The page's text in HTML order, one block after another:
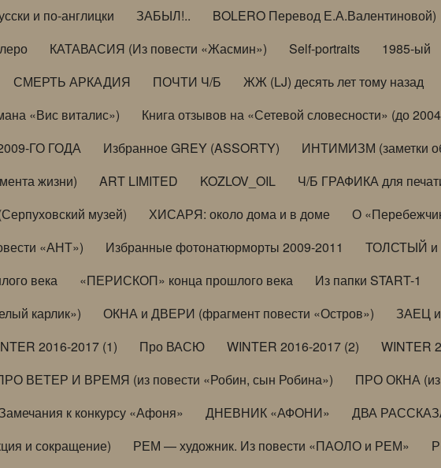
и по-англицки ЗАБЫЛ!.. BOLERO Перевод Е.А.Валентиновой)
КАТАВАСИЯ (Из повести «Жасмин») Self-portraits 1985-ый
СМЕРТЬ АРКАДИЯ ПОЧТИ Ч/Б ЖЖ (LJ) десять лет тому назад
«Вис виталис»)
Книга отзывов на «Сетевой словесности» (до
ГО ГОДА
Избранное GREY (ASSORTY) ИНТИМИЗМ (заметки
жизни)
ART LIMITED KOZLOV_OIL Ч/Б ГРАФИКА для
музей)
ХИСАРЯ: около дома и в доме О
«АНТ»)
Избранные фотонатюрморты 2009-2011
ТОЛСТЫЙ и
века
«ПЕРИСКОП» конца прошлого века Из папки START-1
карлик»)
ОКНА и ДВЕРИ (фрагмент повести «Остров»)
ЗАЕЦ и
2016-2017 (1) Про ВАСЮ WINTER 2016-2017 (2) WINTER
ВЕТЕР И ВРЕМЯ (из повести «Робин, сын Робина»)
ПРО ОКНА (из
Замечания к конкурсу «Афоня» ДНЕВНИК «АФОНИ» ДВА
и сокращение)
РЕМ — художник. Из повести «ПАОЛО и РЕМ»